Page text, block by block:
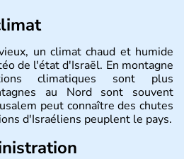
un climat chaud et humide
de l'état d'Israël. En montagne
climatiques sont plus
au Nord sont souvent
peut connaître des chutes
d'Israéliens peuplent le pays.